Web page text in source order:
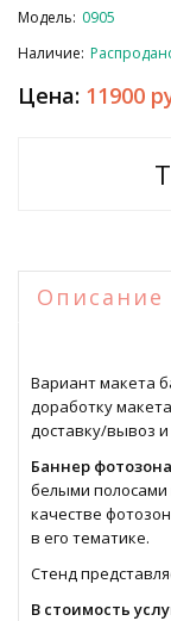
Модель: 0905
Наличие:
Цена: 11900
Описание
Вариант макета
доработку
доставку/вывоз
Баннер
белыми полосами
качестве
в его тематике.
Стенд
В стоимость